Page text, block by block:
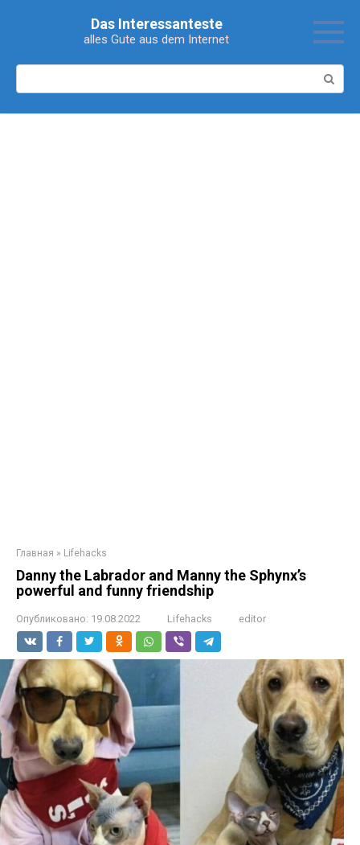
Das Interessanteste
alles Gute aus dem Internet
Главная » Lifehacks
Danny the Labrador and Manny the Sphynx’s
powerful and funny friendship
Опубликовано: 19.08.2022 Lifehacks editor